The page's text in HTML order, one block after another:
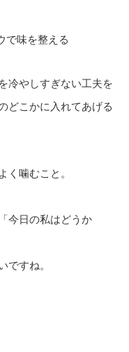
で味を整える
冷やしすぎない工夫を
どこかに入れてあげる
く噛むこと。
今日の私はどうか
ですね。